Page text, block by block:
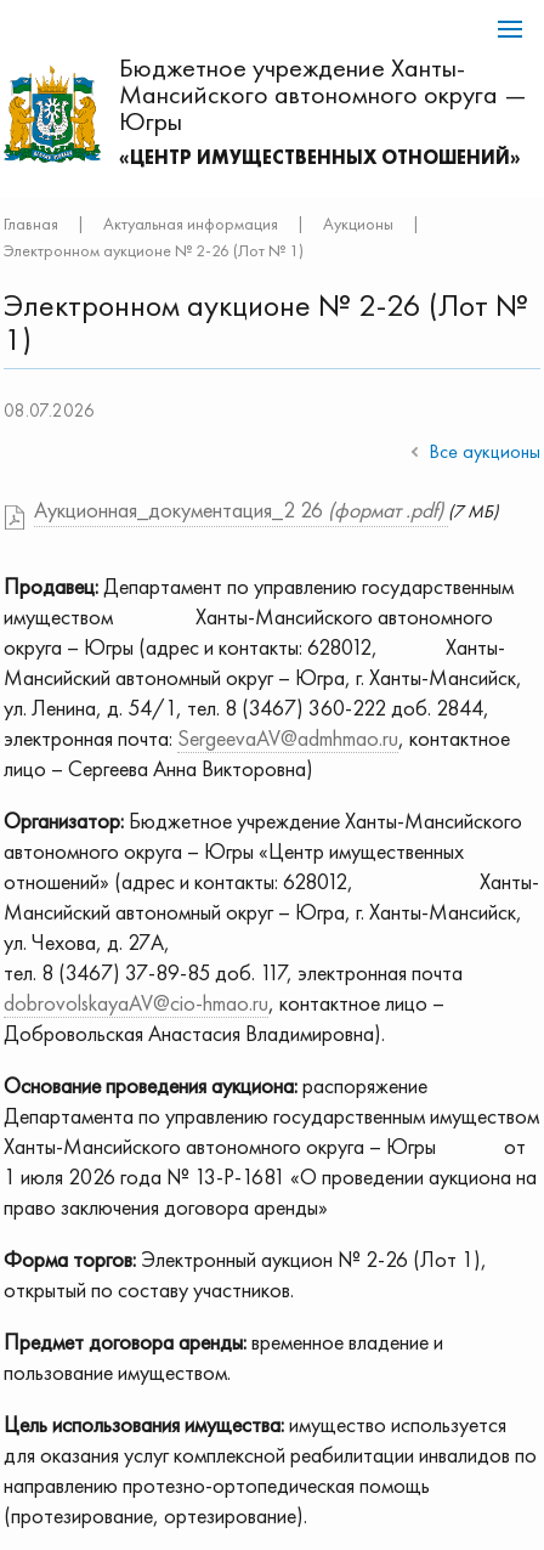
Бюджетное учреждение Ханты-
Мансийского автономного округа —
Югры
«ЦЕНТР ИМУЩЕСТВЕННЫХ ОТНОШЕНИЙ»
Главная | Актуальная информация | Аукционы
|
Электронном аукционе № 2-26 (Лот № 1)
Электронном аукционе № 2-26 (Лот №
1)
08.07.2026
Все аукционы
Аукционная_документация_2 26 (формат .pdf) (7 МБ)
Продавец:Департамент по управлению государственным
имуществом Ханты-Мансийского автономного
округа – Югры (адрес и контакты: 628012, Ханты-
Мансийский автономный округ – Югра, г. Ханты-Мансийск,
ул. Ленина, д. 54/1, тел. 8 (3467) 360-222 доб. 2844,
электронная почта: SergeevaAV@admhmao.ru, контактное
лицо – Сергеева Анна Викторовна)
Организатор: Бюджетное учреждение Ханты-Мансийского
автономного округа – Югры «Центр имущественных
отношений» (адрес и контакты: 628012, Ханты-
Мансийский автономный округ – Югра, г. Ханты-Мансийск,
ул. Чехова, д. 27А,
тел. 8 (3467) 37-89-85 доб. 117, электронная почта
dobrovolskayaAV@cio-hmao.ru, контактное лицо –
Добровольская Анастасия Владимировна).
Основание проведения аукциона:распоряжение
Департамента по управлению государственным имуществом
Ханты-Мансийского автономного округа – Югры от
1 июля 2026 года № 13-Р-1681 «О проведении аукциона на
право заключения договора аренды»
Форма торгов: Электронный аукцион № 2-26 (Лот 1),
открытый по составу участников.
Предмет договора аренды:временное владение и
пользование имуществом.
Цель использования имущества:имущество используется
для оказания услуг комплексной реабилитации инвалидов по
направлению протезно-ортопедическая помощь
(протезирование, ортезирование).